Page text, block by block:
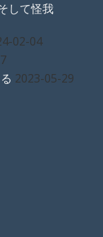
して怪我
02-04
2023-05-29